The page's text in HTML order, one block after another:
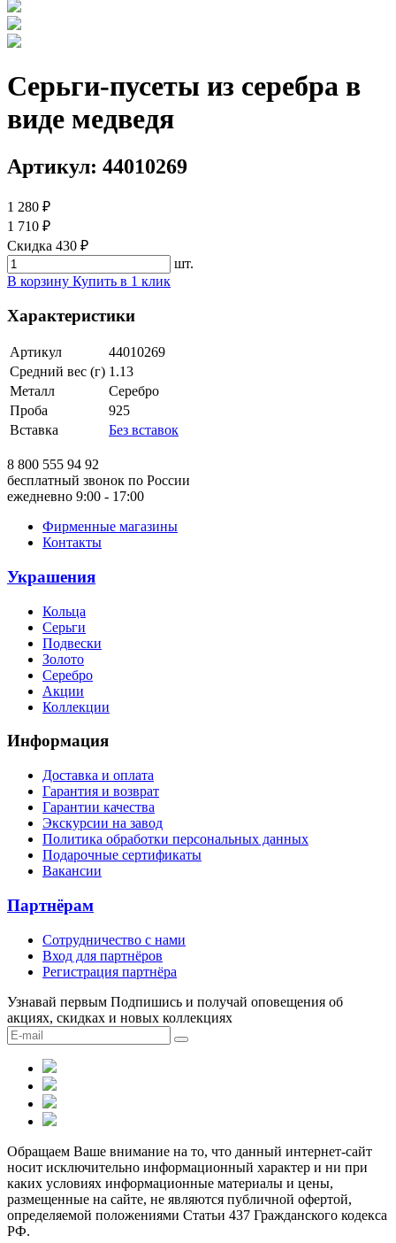
Серьги-пусеты из серебра в
виде медведя
Артикул: 44010269
1 280 ₽
1 710 ₽
Скидка 430 ₽
шт.
В корзину Купить в 1 клик
Характеристики
Артикул
44010269
Средний вес (г) 1.13
Металл
Серебро
Проба
925
Вставка
Без вставок
8 800 555 94 92
бесплатный звонок по России
ежедневно 9:00 - 17:00
Фирменные магазины
Контакты
Украшения
Кольца
Серьги
Подвески
Золото
Серебро
Акции
Коллекции
Информация
Доставка и оплата
Гарантия и возврат
Гарантии качества
Экскурсии на завод
Политика обработки персональных данных
Подарочные сертификаты
Вакансии
Партнёрам
Сотрудничество c нами
Вход для партнёров
Регистрация партнёра
Узнавай первым Подпишись и получай оповещения об
акциях, скидках и новых коллекциях
Обращаем Ваше внимание на то, что данный интернет-сайт
носит исключительно информационный характер и ни при
каких условиях информационные материалы и цены,
размещенные на сайте, не являются публичной офертой,
определяемой положениями Статьи 437 Гражданского кодекса
РФ.